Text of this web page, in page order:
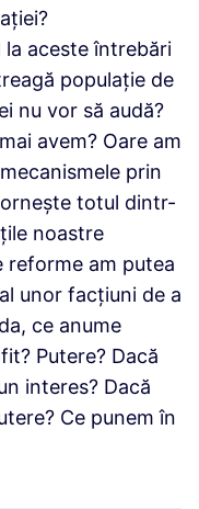
la aceste întrebări
populație de
nu vor să audă?
avem? Oare am
prin
totul dintr-
noastre
reforme am putea
unor facțiuni de a
ce anume
Putere? Dacă
interes? Dacă
Ce punem în